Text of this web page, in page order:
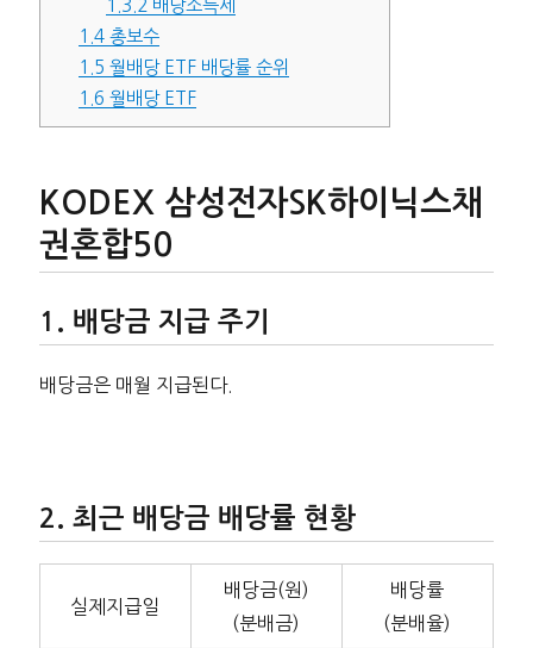
1.3.2 배당소득세
1.4 총보수
1.5 월배당 ETF 배당률 순위
1.6 월배당 ETF
KODEX 삼성전자SK하이닉스채
권혼합50
배당금 지급 주기
배당금은 매월 지급된다.
최근 배당금 배당률 현황
실제지급일
배당금(원)
(분배금)
배당률
(분배율)